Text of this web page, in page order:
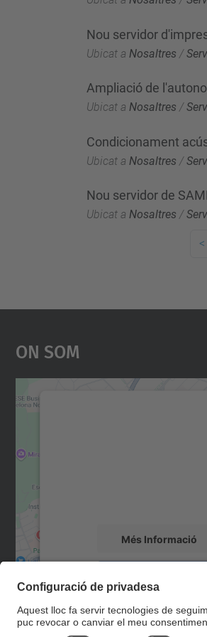
Nou servidor
Ubicat a Nosaltres /
Ampliació de
Ubicat a Nosaltres /
Condicionament
Ubicat a Nosaltres /
Nou servidor de
Ubicat a Nosaltres /
<
On Som
Més Informació
Management